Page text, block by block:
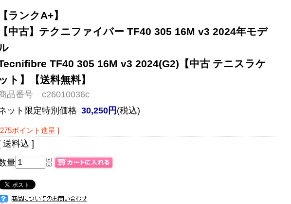
【ランクA+】
【中古】テクニファイバー TF40 305 16M v3 2024年モデ
TF40 305 16M v3 2024(G2)【中古 テニスラケ
ット】【送料無料】
品番号 c26010036c
ット限定特別価格 30,250円 (税込)
ポイント進呈 ]
送料込 ]
量